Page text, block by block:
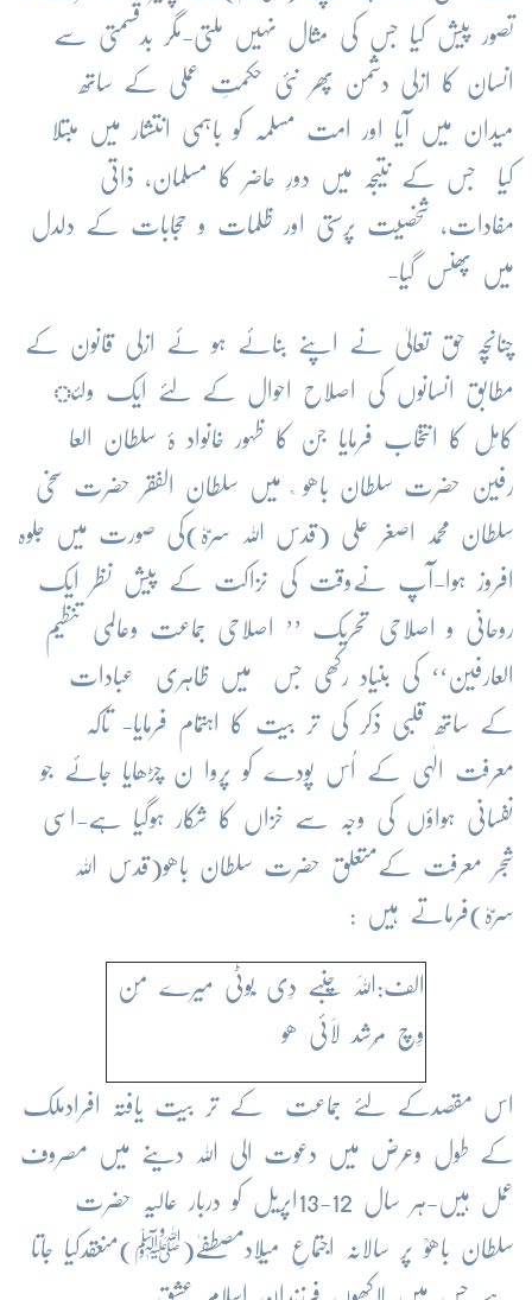
تصور پیش کیا جس کی مثال نہیں ملتی-مگر بدقسمتی سے
انسان کا ازلی دشمن پھر نئی حکمتِ عملی کے ساتھ
میدان میں آیا اور امت مسلمہ کو باہمی انتشار میں مبتلا
کیا جس کے نتیجہ میں دورِ حاضر کا مسلمان، ذاتی
مفادات، شخصیت پرستی اور ظلمات و حجابات کے دلدل
میں پھنس گیا-
چنانچہ حق تعالیٰ نے اپنے بنائے ہو ئے ازلی قانون کے
مطابق انسانوں کی اصلاح احوال کے لئے ایک ولئ
کامِل کا انتخاب فرمایا جن کا ظہور خانواد ۂ سلطان العا
رفین حضرت سلطان باھو ؒ میں سلطان الفقر حضرت سخی
سلطان محمد اصغر علی (قدس اللہ سرّہٗ)کی صورت میں جلوہ
افروز ہوا-آپ نےوقت کی نزاکت کے پیش نظر ایک
روحانی و اصلاحی تحریک ’’ اصلاحی جماعت وعالمی تنظیم
العارفین‘‘ کی بنیاد رکھی جس میں ظاہری عبادات
کے ساتھ قلبی ذکر کی تر بیت کا اہتمام فرمایا- تاکہ
معرفت الٰہی کے اُس پودے کو پروا ن چڑھایا جائے جو
نفسانی ہواؤں کی وجہ سے خزاں کا شکار ہوگیا ہے-اسی
شجر معرفت کےمتعلق حضرت سلطان باھو(قدس اللہ
سرّہٗ)فرماتے ہیں :
الف:اَللہ چَنْبے دِی بُوٹی میرے مَن
وِچ مُرشد لَائی ھو
اس مقصدکے لئے جماعت کے تر بیت یافتہ افرادملک
کے طول وعرض میں دعوت الی اللہ دینے میں مصروف
عمل ہیں-ہر سال 12-13اپریل کو دربار عالیہ حضرت
سلطان باھوؒ پر سالانہ اجتماعِ میلاِدمصطفےٰ(ﷺ)منعقدکیا جاتا